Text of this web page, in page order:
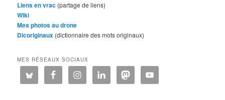
Liens en vrac (partage de liens)
Wiki
Mes photos au drone
Dicoriginaux (dictionnaire des mots originaux)
MES RÉSEAUX SOCIAUX